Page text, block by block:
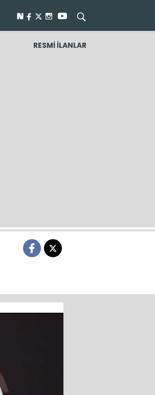
RESMİ İLANLAR